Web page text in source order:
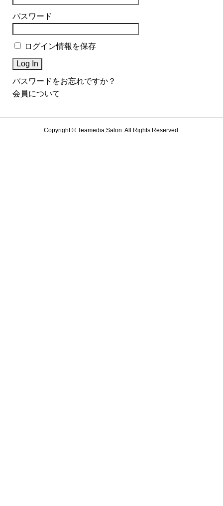
パスワード
ログイン情報を保存
パスワードをお忘れですか？
会員について
Copyright ©Teamedia Salon. All Rights Reserved.